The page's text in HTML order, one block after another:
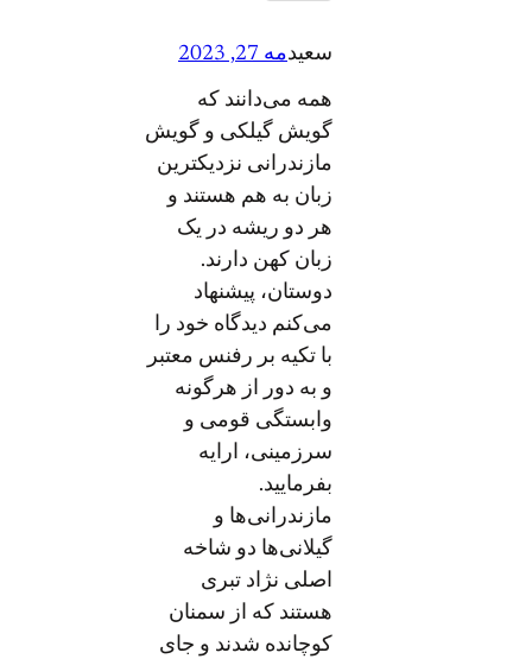
سعیدمه 27, 2023
همه می‌دانند که
گویش گیلکی و گویش
مازندرانی نزدیکترین
زبان به هم هستند و
هر دو ریشه در یک
زبان کهن دارند.
دوستان، پیشنهاد
می‌کنم دیدگاه خود را
با تکیه بر رفنس معتبر
و به دور از هرگونه
وابستگی قومی و
سرزمینی، ارایه
بفرمایید.
مازندرانی‌ها و
گیلانی‌ها دو شاخه
اصلی نژاد تبری
هستند که از سمنان
کوچانده شدند و جای